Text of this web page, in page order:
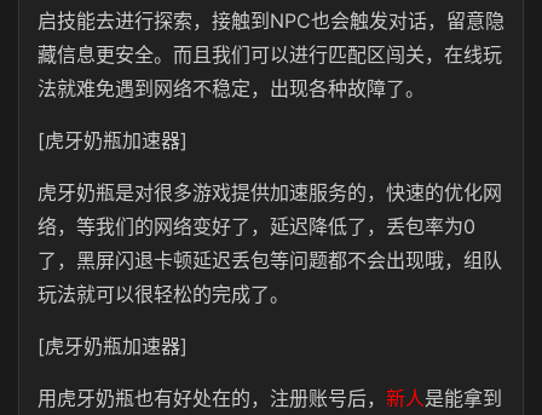
启技能去进行探索，接触到NPC也会触发对话，留意隐
藏信息更安全。而且我们可以进行匹配区闯关，在线玩
法就难免遇到网络不稳定，出现各种故障了。
[虎牙奶瓶加速器]
虎牙奶瓶是对很多游戏提供加速服务的，快速的优化网
络，等我们的网络变好了，延迟降低了，丢包率为0
了，黑屏闪退卡顿延迟丢包等问题都不会出现哦，组队
玩法就可以很轻松的完成了。
[虎牙奶瓶加速器]
用虎牙奶瓶也有好处在的，注册账号后， 新人是能拿到